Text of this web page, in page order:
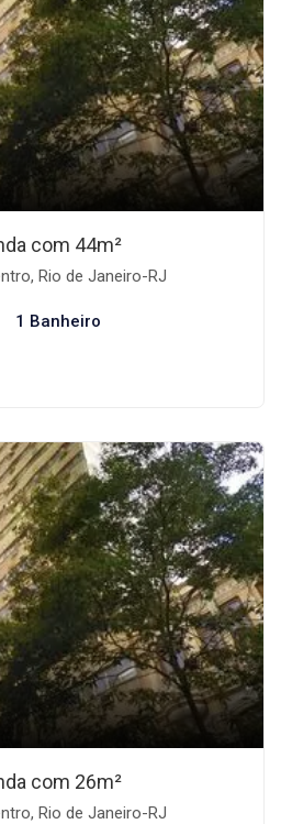
com 44m²
Rio de Janeiro-RJ
1 Banheiro
com 26m²
Rio de Janeiro-RJ